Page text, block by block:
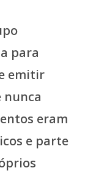
para
emitir
nunca
eram
e parte